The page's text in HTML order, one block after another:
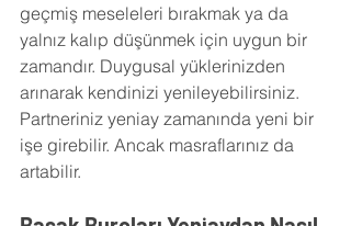
geçmiş meseleleri bırakmak ya da
yalnız kalıp düşünmek için uygun bir
zamandır. Duygusal yüklerinizden
arınarak kendinizi yenileyebilirsiniz.
Partneriniz yeniay zamanında yeni bir
işe girebilir. Ancak masraflarınız da
artabilir.